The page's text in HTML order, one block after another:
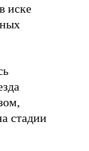
иске
стадии